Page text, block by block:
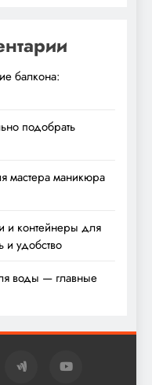
балкона:
подобрать
мастера маникюра
контейнеры для
и удобство
воды — главные